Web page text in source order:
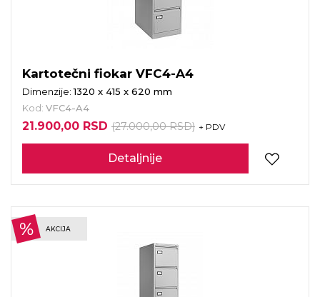
Kartotečni fiokar VFC4-A4
Dimenzije:1320 x 415 x 620 mm
Kod: VFC4-A4
21.900,00 RSD (27.000,00 RSD) + PDV
Detaljnije
AKCIJA